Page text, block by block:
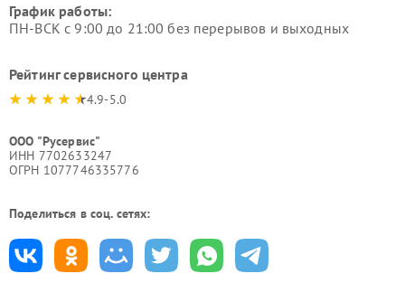
График работы:
ПН-ВСК с 9:00 до 21:00 без перерывов и выходных
Рейтинг сервисного центра
4.9-5.0
ООО "Русервис"
ИНН 7702633247
ОГРН 1077746335776
Поделиться в соц. сетях: